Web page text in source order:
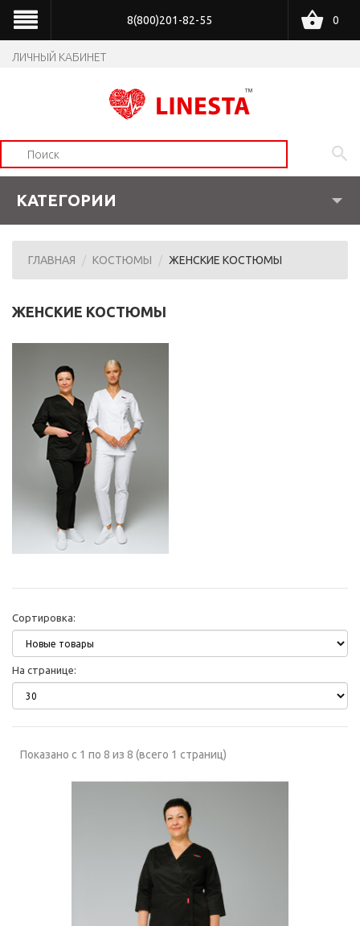
8(800)201-82-55
ЛИЧНЫЙ КАБИНЕТ
0
КАТЕГОРИИ
ГЛАВНАЯ КОСТЮМЫ ЖЕНСКИЕ КОСТЮМЫ
ЖЕНСКИЕ КОСТЮМЫ
Сортировка:
На странице:
Показано с 1 по 8 из 8 (всего 1 страниц)